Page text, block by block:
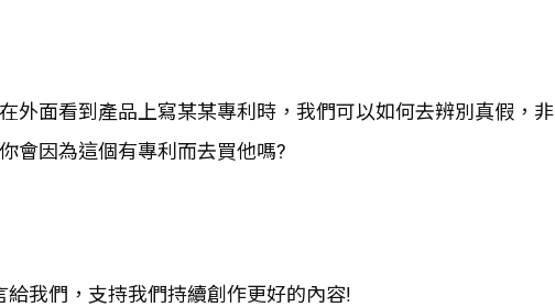
外面看到產品上寫某某專利時，我們可以如何去辨別真假，非
會因為這個有專利而去買他嗎?
我們，支持我們持續創作更好的內容!